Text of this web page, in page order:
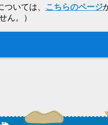
いては、 こちらのページ
ん。）